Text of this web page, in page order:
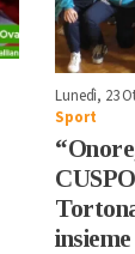
Lunedì, 23
Sport